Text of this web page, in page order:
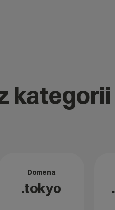
Domena
.tokyo